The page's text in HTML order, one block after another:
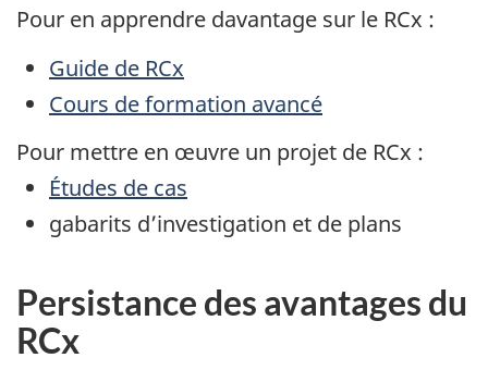
Pour en apprendre davantage sur le RCx :
Guide de RCx
Cours de formation avancé
Pour mettre en œuvre un projet de RCx :
Études de cas
gabarits d’investigation et de plans
Persistance des avantages du
RCx